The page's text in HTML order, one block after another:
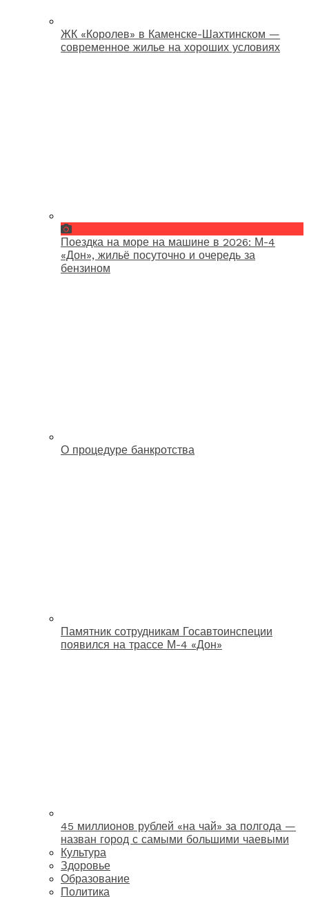
ЖК «Королев» в Каменске-Шахтинском —
современное жилье на хороших условиях
Поездка на море на машине в 2026: М-4
«Дон», жильё посуточно и очередь за
бензином
О процедуре банкротства
Памятник сотрудникам Госавтоинспеции
появился на трассе М-4 «Дон»
45 миллионов рублей «на чай» за полгода —
назван город с самыми большими чаевыми
Культура
Здоровье
Образование
Политика